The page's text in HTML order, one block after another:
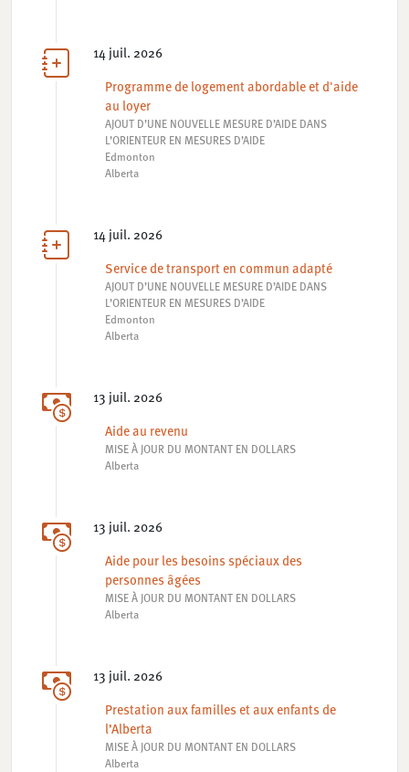
14 juil. 2026
Programme de logement abordable et d'aide
au loyer
AJOUT D’UNE NOUVELLE MESURE D’AIDE DANS
L’ORIENTEUR EN MESURES D’AIDE
Edmonton
Alberta
14 juil. 2026
Service de transport en commun adapté
AJOUT D’UNE NOUVELLE MESURE D’AIDE DANS
L’ORIENTEUR EN MESURES D’AIDE
Edmonton
Alberta
13 juil. 2026
Aide au revenu
MISE À JOUR DU MONTANT EN DOLLARS
Alberta
13 juil. 2026
Aide pour les besoins spéciaux des
personnes âgées
MISE À JOUR DU MONTANT EN DOLLARS
Alberta
13 juil. 2026
Prestation aux familles et aux enfants de
l’Alberta
MISE À JOUR DU MONTANT EN DOLLARS
Alberta